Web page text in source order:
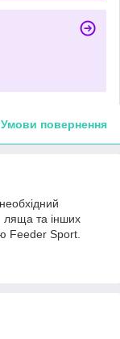
Умови повернення
ляща та інших
Feeder Sport.